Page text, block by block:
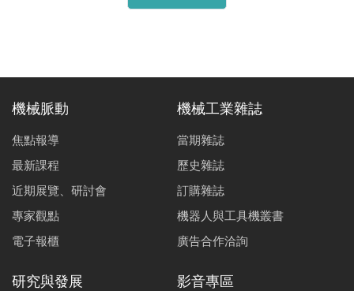
機械脈動
焦點報導
最新課程
近期展覽、研討會
專家觀點
電子報櫃
機械工業雜誌
當期雜誌
歷史雜誌
訂購雜誌
機器人與工具機叢書
廣告合作洽詢
研究與發展 影音專區